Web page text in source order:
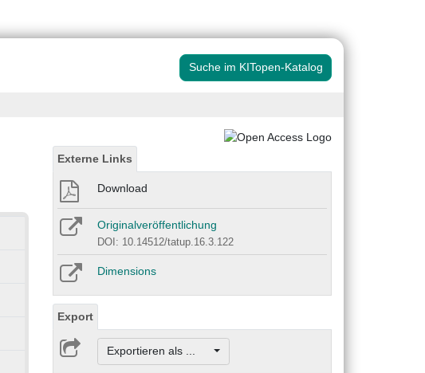
Suche im KITopen-Katalog
Externe Links
Download
Originalveröffentlichung
DOI: 10.14512/tatup.16.3.122
Dimensions
Export
Exportieren als ...